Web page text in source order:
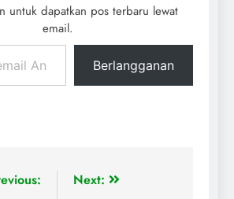
untuk dapatkan pos terbaru lewat
email.
Berlangganan
Next: